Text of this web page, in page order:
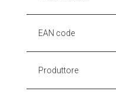
EAN code
Produttore